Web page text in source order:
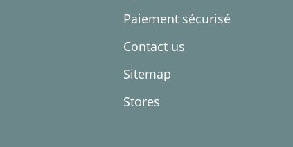
Paiement sécurisé
Contact us
Sitemap
Stores